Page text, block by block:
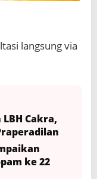
langsung via
Cakra,
ke 22